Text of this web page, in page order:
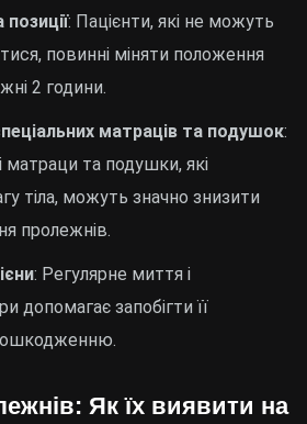
: Пацієнти, які не можуть
повинні міняти положення
2 години.
матраців та подушок:
та подушки, які
тіла, можуть значно знизити
пролежнів.
: Регулярне миття і
допомагає запобігти її
Як їх виявити на